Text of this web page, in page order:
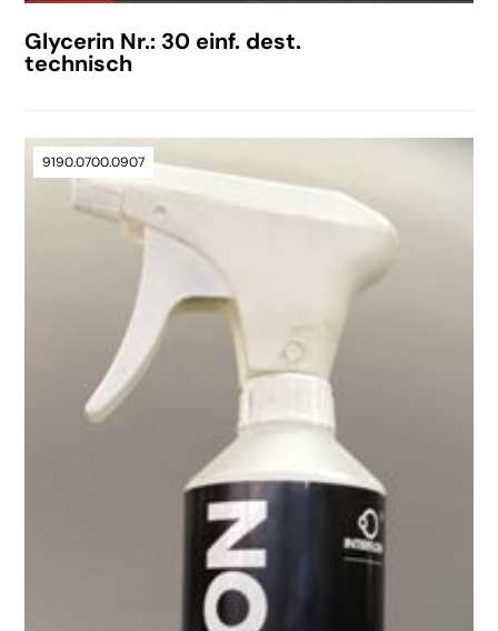
Glycerin Nr.: 30 einf. dest.
technisch
9190.0700.0907